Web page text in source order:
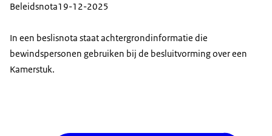
Beleidsnota19-12-2025
In een beslisnota staat achtergrondinformatie die
bewindspersonen gebruiken bij de besluitvorming over een
Kamerstuk.